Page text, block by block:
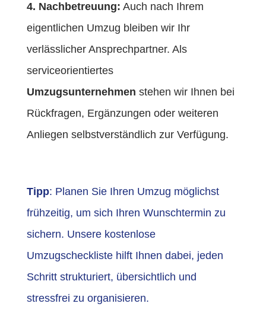
4. Nachbetreuung: Auch nach Ihrem
eigentlichen Umzug bleiben wir Ihr
verlässlicher Ansprechpartner. Als
serviceorientiertes
Umzugsunternehmen stehen wir Ihnen bei
Rückfragen, Ergänzungen oder weiteren
Anliegen selbstverständlich zur Verfügung.
Tipp: Planen Sie Ihren Umzug möglichst
frühzeitig, um sich Ihren Wunschtermin zu
sichern. Unsere kostenlose
Umzugscheckliste hilft Ihnen dabei, jeden
Schritt strukturiert, übersichtlich und
stressfrei zu organisieren.